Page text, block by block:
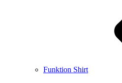
Funktion Shirt